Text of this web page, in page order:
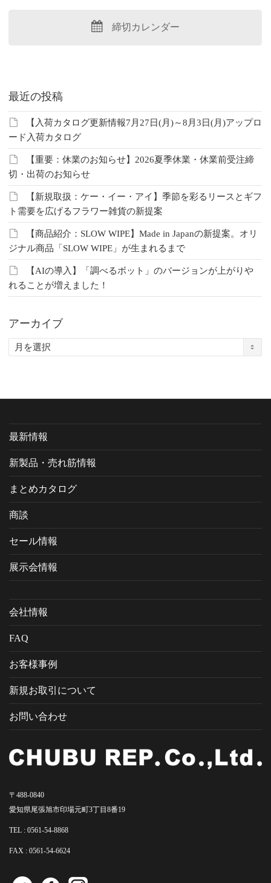
締切カレンダー
最近の投稿
【入荷カタログ更新情報7月27日(月)～8月3日(月)アップロ
ード入荷カタログ
【重要：休業のお知らせ】2026夏季休業・休業前受注締
切・出荷のお知らせ
【新規取扱：ケー・イー・アイ】季節を彩るリースとギフ
ト需要を広げるフラワー雑貨の新提案
【商品紹介：SLOW WIPE】Made in Japanの新提案。オリ
ジナル商品「SLOW WIPE」が生まれるまで
【AIの導入】「調べるボット」のバージョンが上がりや
れることが増えました！
アーカイブ
ア
最新情報
新製品・売れ筋情報
まとめカタログ
商談
セール情報
展示会情報
会社情報
FAQ
お客様事例
新規お取引について
お問い合わせ
〒488-0840
愛知県尾張旭市印場元町3丁目8番19
TEL : 0561-54-8868
FAX : 0561-54-6624